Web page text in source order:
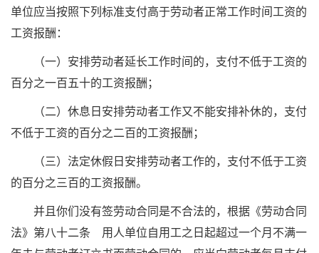
单位应当按照下列标准支付高于劳动者正常工作时间工资的
工资报酬：
（一）安排劳动者延长工作时间的，支付不低于工资的
百分之一百五十的工资报酬；
（二）休息日安排劳动者工作又不能安排补休的，支付
不低于工资的百分之二百的工资报酬；
（三）法定休假日安排劳动者工作的，支付不低于工资
的百分之三百的工资报酬。
并且你们没有签劳动合同是不合法的，根据《劳动合同
法》第八十二条 用人单位自用工之日起超过一个月不满一